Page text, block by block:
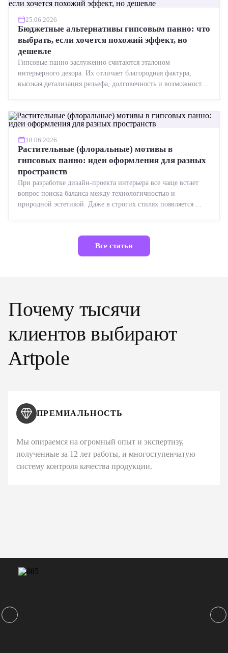
25.06.2026
Бюджетные альтернативы гипсовым панно: что
выбрать, если хочется похожий эффект, но
дешевле
Гипсовые панно заслуженно считаются эталоном
интерьерного декора. Их отличает благородная фактура,
высокая детализация рельефа, долговечность и возможность
18.06.2026
Растительные (флоральные) мотивы в
гипсовых панно: идеи оформления для разных
пространств
При разработке дизайн-проекта интерьера все чаще встает
вопрос поиска баланса между технологичностью и
природной эстетикой. Даже в строгих стилях появляется ...
Все статьи
Почему тысячи
клиентов выбирают
Artpole
ПРЕМИАЛЬНОСТЬ
Мы опираемся на огромный опыт и экспертизу,
полученные за 12 лет работы, и многоступенчатую
систему контроля качества продукции.